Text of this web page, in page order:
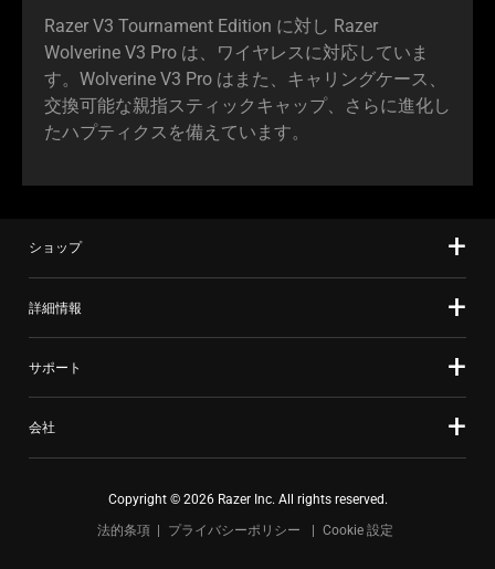
Razer V3 Tournament Edition に対し Razer
Wolverine V3 Pro は、ワイヤレスに対応していま
す。Wolverine V3 Pro はまた、キャリングケース、
交換可能な親指スティックキャップ、さらに進化し
たハプティクスを備えています。
ショップ
詳細情報
サポート
会社
Copyright © 2026 Razer Inc. All rights reserved.
法的条項
プライバシーポリシー Cookie 設定